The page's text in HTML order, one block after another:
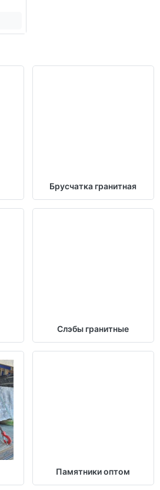
Брусчатка гранитная
Слэбы гранитные
Памятники оптом